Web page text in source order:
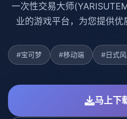
一次性交易大师
业的游戏平台，为您提供优
#宝可梦 #移动端 #日式
马上下